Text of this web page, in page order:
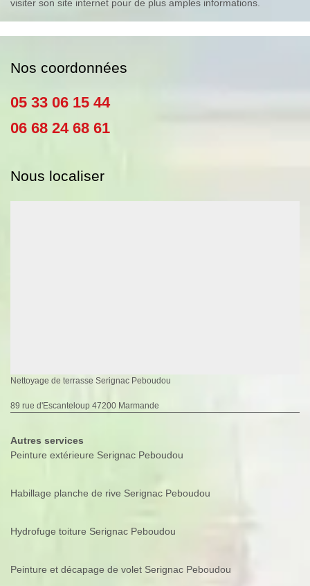
visiter son site internet pour de plus amples informations.
Nos coordonnées
05 33 06 15 44
06 68 24 68 61
Nous localiser
Nettoyage de terrasse Serignac Peboudou
89 rue d'Escanteloup 47200 Marmande
Autres services
Peinture extérieure Serignac Peboudou
Habillage planche de rive Serignac Peboudou
Hydrofuge toiture Serignac Peboudou
Peinture et décapage de volet Serignac Peboudou